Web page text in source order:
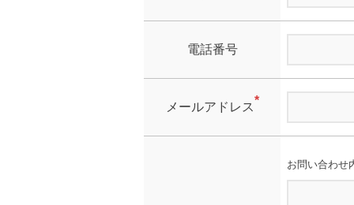
電話番号
メールアドレス*
お問い合わせ